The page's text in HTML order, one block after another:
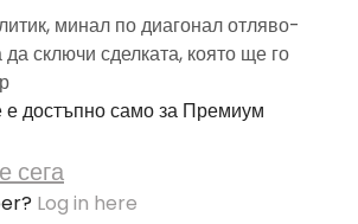
минал по диагонал отляво-
сключи сделката, която ще го
достъпно само за Премиум
сега
Log in here